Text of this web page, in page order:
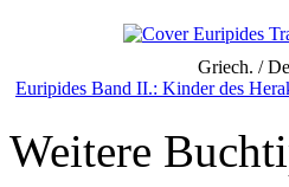
Griech. /
Euripides Band II.: Kinder des
Weitere